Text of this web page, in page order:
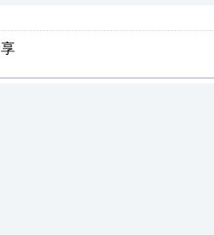
分享